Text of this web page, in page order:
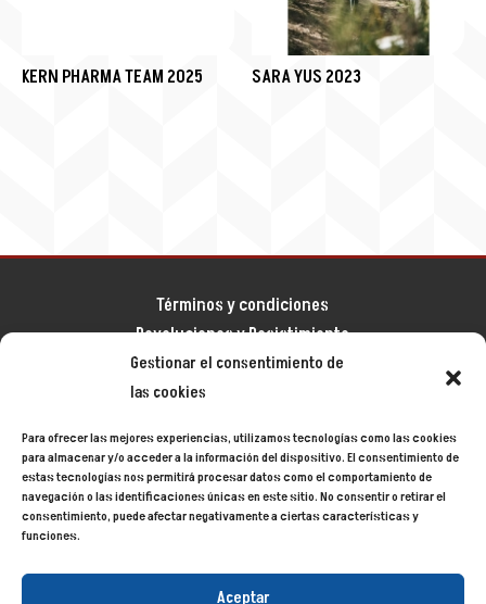
Gestionar el consentimiento de
las cookies
Para ofrecer las mejores experiencias, utilizamos tecnologías como las cookies
para almacenar y/o acceder a la información del dispositivo. El consentimiento de
estas tecnologías nos permitirá procesar datos como el comportamiento de
navegación o las identificaciones únicas en este sitio. No consentir o retirar el
consentimiento, puede afectar negativamente a ciertas características y
funciones.
Aceptar
KERN PHARMA TEAM 2025 SARA YUS 2023
Términos y condiciones
Devoluciones y Desistimiento
Aviso legal
Política de privacidad
Mapa del sitio
Siecycling